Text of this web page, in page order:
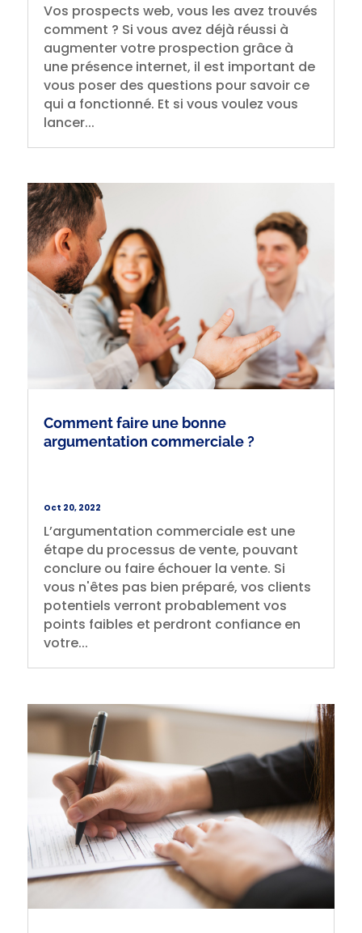
Vos prospects web, vous les avez trouvés
comment ? Si vous avez déjà réussi à
augmenter votre prospection grâce à
une présence internet, il est important de
vous poser des questions pour savoir ce
qui a fonctionné. Et si vous voulez vous
lancer...
Comment faire une bonne
argumentation commerciale ?
Oct 20, 2022
L’argumentation commerciale est une
étape du processus de vente, pouvant
conclure ou faire échouer la vente. Si
vous n'êtes pas bien préparé, vos clients
potentiels verront probablement vos
points faibles et perdront confiance en
votre...